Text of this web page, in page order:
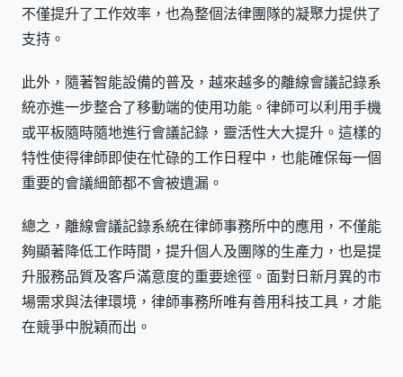
不僅提升了工作效率，也為整個法律團隊的凝聚力提供了
支持。
此外，隨著智能設備的普及，越來越多的離線會議記錄系
統亦進一步整合了移動端的使用功能。律師可以利用手機
或平板隨時隨地進行會議記錄，靈活性大大提升。這樣的
特性使得律師即使在忙碌的工作日程中，也能確保每一個
重要的會議細節都不會被遺漏。
總之，離線會議記錄系統在律師事務所中的應用，不僅能
夠顯著降低工作時間，提升個人及團隊的生產力，也是提
升服務品質及客戶滿意度的重要途徑。面對日新月異的市
場需求與法律環境，律師事務所唯有善用科技工具，才能
在競爭中脫穎而出。